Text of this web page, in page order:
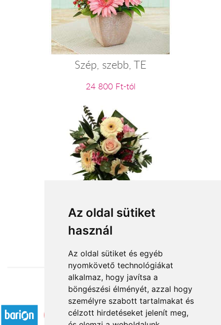
Az oldal sütiket
használ
Az oldal sütiket és egyéb
nyomkövető technológiákat
alkalmaz, hogy javítsa a
böngészési élményét, azzal hogy
személyre szabott tartalmakat és
célzott hirdetéseket jelenít meg,
Szép, szebb, TE
24 800 Ft-tól
Sok-sok szeretettel
18 320 Ft-tól
Elfogadott fizetési módok